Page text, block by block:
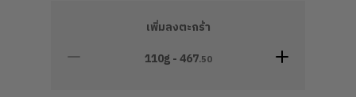
เพิ่มลงตะกร้า
110g -467.50